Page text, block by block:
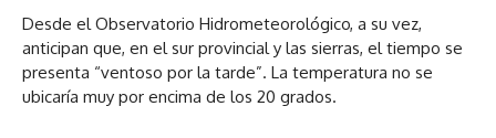
Desde el Observatorio Hidrometeorológico, a su vez,
anticipan que, en el sur provincial y las sierras, el tiempo se
presenta “ventoso por la tarde”. La temperatura no se
ubicaría muy por encima de los 20 grados.